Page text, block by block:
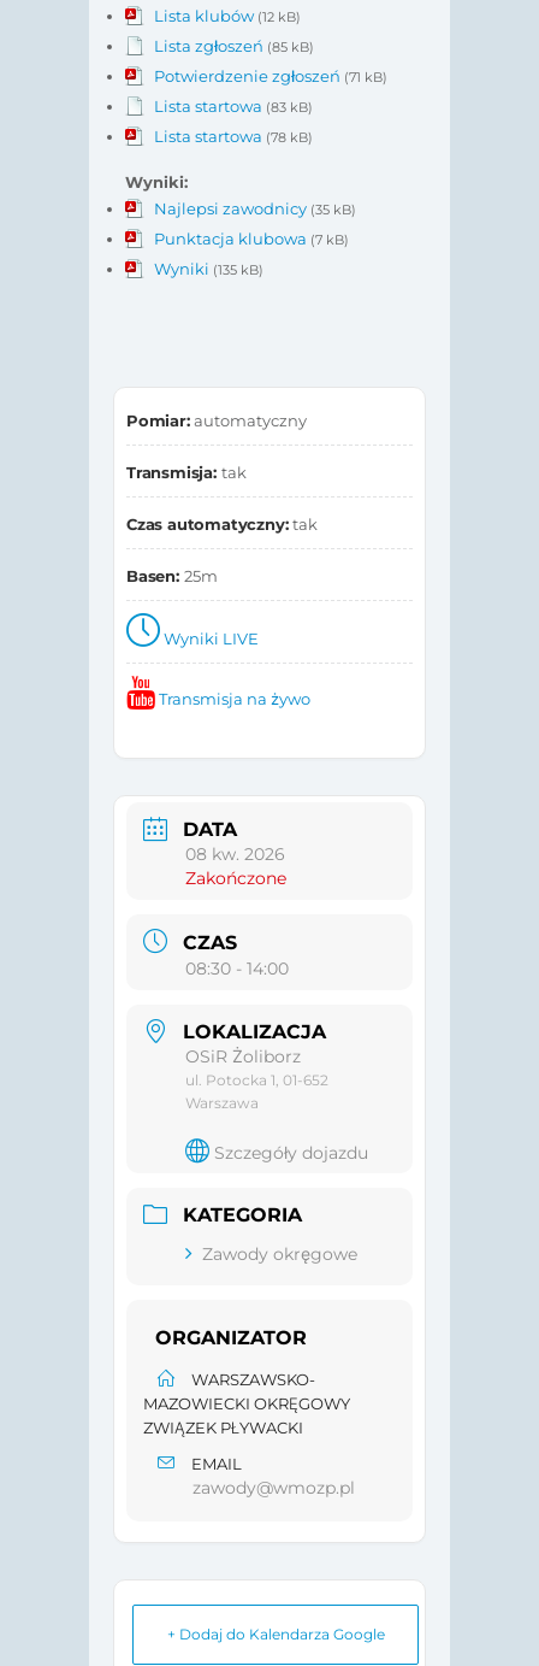
Lista klubów (12 kB)
Lista zgłoszeń (85 kB)
Potwierdzenie zgłoszeń (71 kB)
Lista startowa (83 kB)
Lista startowa (78 kB)
Wyniki:
Najlepsi zawodnicy (35 kB)
Punktacja klubowa (7 kB)
Wyniki (135 kB)
Pomiar:automatyczny
Transmisja: tak
Czas automatyczny:tak
Basen: 25m
Wyniki LIVE
Transmisja na żywo
DATA
08 kw. 2026
Zakończone
CZAS
08:30 - 14:00
LOKALIZACJA
OSiR Żoliborz
ul. Potocka 1, 01-652
Warszawa
Szczegóły dojazdu
KATEGORIA
Zawody okręgowe
ORGANIZATOR
WARSZAWSKO-
MAZOWIECKI OKRĘGOWY
ZWIĄZEK PŁYWACKI
EMAIL
zawody@wmozp.pl
+ Dodaj do Kalendarza Google